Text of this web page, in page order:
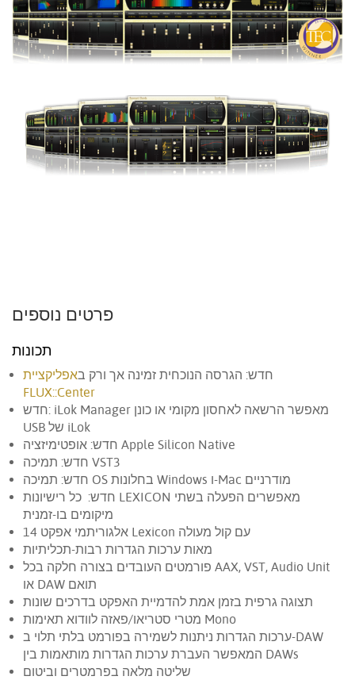
פרטים נוספים
תכונות
חדש: הגרסה הנוכחית זמינה אך ורק באפליקציית
FLUX::Center
חדש: iLok Manager מאפשר הרשאה לאחסון מקומי או כונן
USB של iLok
חדש: אופטימיזציה Apple Silicon Native
חדש: תמיכה VST3
חדש: תמיכה OS בחלונות Windows ו-Mac מודרניים
חדש: כל רישיונות LEXICON מאפשרים הפעלה בשתי
מיקומים בו-זמנית
14 אלגוריתמי אפקט Lexicon עם קול מעולה
מאות ערכות הגדרות רבות-תכליתיות
פורמטים העובדים בצורה חלקה בכל AAX, VST, Audio Unit
או DAW תואם
תצוגה גרפית בזמן אמת להדמיית האפקט בדרכים שונות
מטרי סטריאו/פאזה לוודוא תאימות Mono
ערכות הגדרות ניתנות לשמירה בפורמט בלתי תלוי ב-DAW
המאפשר העברת ערכות הגדרות מותאמות בין DAWs
שליטה מלאה בפרמטרים וביטום